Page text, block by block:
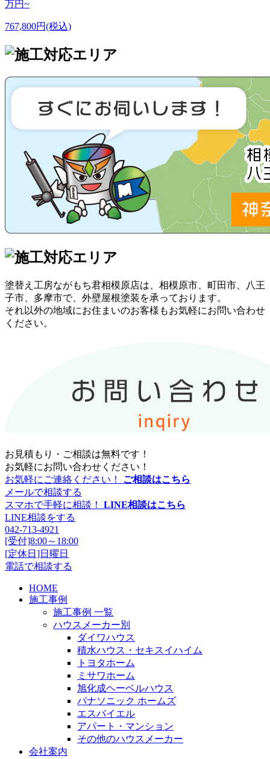
万円~
767,800円(税込)
塗替え工房ながもち君相模原店は、相模原市、町田市、八王
子市、多摩市で、外壁屋根塗装を承っております。
それ以外の地域にお住まいのお客様もお気軽にお問い合わせ
ください。
お見積もり・ご相談は無料です！
お気軽にお問い合わせください！
お気軽にご連絡ください！ ご相談はこちら
メールで相談する
スマホで手軽に相談！ LINE相談はこちら
LINE相談をする
042-713-4921
[受付]8:00～18:00
[定休日]日曜日
電話で相談する
HOME
施工事例
施工事例 一覧
ハウスメーカー別
ダイワハウス
積水ハウス・セキスイハイム
トヨタホーム
ミサワホーム
旭化成ヘーベルハウス
パナソニック ホームズ
エスバイエル
アパート・マンション
その他のハウスメーカー
会社案内